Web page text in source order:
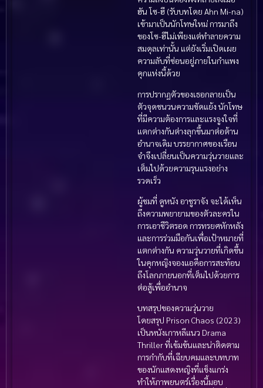
ฮัน โซ-ฮี (รับบทโดย Ahn Mi-na)
เข้ามาเป็นนักโทษใหม่ การมาถึง
ของโซ-ฮีไม่เพียงแต่ทำลายความ
สมดุลเท่านั้น แต่ยังเริ่มเปิดเผย
ความลับที่ซ่อนอยู่ภายในกำแพง
คุกแห่งนี้ด้วย
การปรากฏตัวของเธอกลายเป็น
ตัวจุดชนวนความขัดแย้ง นักโทษ
ที่มีความต้องการและแรงจูงใจที่
แตกต่างกันต่างลุกขึ้นมาต่อต้าน
อำนาจเดิม บรรยากาศของเรือน
จำจึงเปลี่ยนเป็นความวุ่นวายและ
เต็มไปด้วยความรุนแรงอย่าง
รวดเร็ว
ผู้ชมที่ ดูหนัง อาชูราจัง จะได้เห็น
ถึงความพยายามของตัวละครใน
การเอาชีวิตรอด การทรยศหักหลัง
และการร่วมมือกันเพื่อเป้าหมายที่
แตกต่างกัน ความวุ่นวายที่เกิดขึ้น
ในคุกหญิงจองแอคือการสะท้อน
ถึงโลกภายนอกที่เต็มไปด้วยการ
ต่อสู้เพื่ออำนาจ
บทสรุปของความวุ่นวาย
โดยสรุป Prison Chaos (2023)
เป็นหนังเกาหลีแนว Drama
Thriller ที่เข้มข้นและน่าติดตาม
การกำกับที่เฉียบคมและบทบาท
ของนักแสดงหญิงที่แข็งแกร่ง
ทำให้ภาพยนตร์เรื่องนี้มอบ